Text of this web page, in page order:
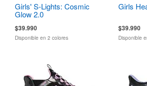
Girls' S-Lights: Cosmic
Glow 2.0
$39.990
Disponible en 2 colores
Girls
$39.990
Disponible